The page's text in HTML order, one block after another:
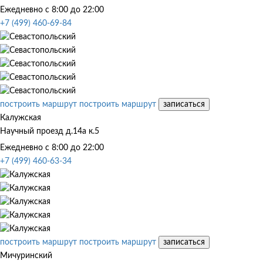
Ежедневно с 8:00 до 22:00
+7 (499) 460-69-84
построить маршрут построить маршрут
записаться
Калужская
Научный проезд д.14а к.5
Ежедневно с 8:00 до 22:00
+7 (499) 460-63-34
построить маршрут построить маршрут
записаться
Мичуринский